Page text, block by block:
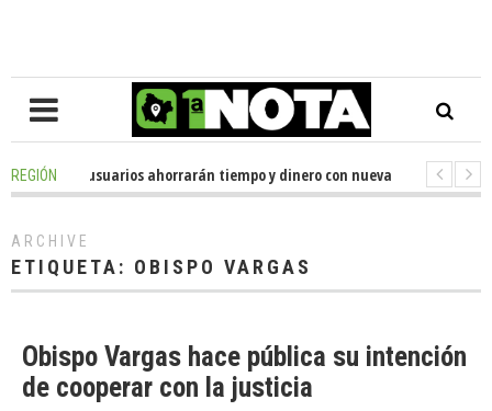
REGIÓN
- Miles de usuarios ahorrarán tiempo y dinero con nueva oficina de
ARCHIVE
ETIQUETA: OBISPO VARGAS
Obispo Vargas hace pública su intención
de cooperar con la justicia